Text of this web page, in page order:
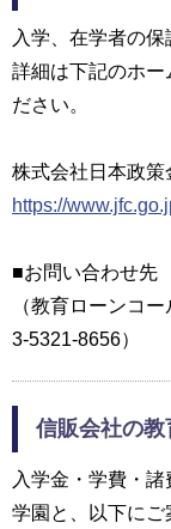
入学、在学者の保
詳細は下記のホー
ださい。
株式会社日本政
https://
■お問い合わせ先
（教育ローンコ
3-5321-8656）
信販会社の
入学金・学費・
学園と、以下にご